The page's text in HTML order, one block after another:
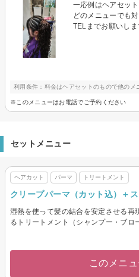
一応例はヘアセッ
どのメニューでも
TELまでお願いし
利用条件：料金はヘアセットのもので他のメ
※このメニューはお電話でご予約ください
セットメニュー
ヘアカット パーマ トリートメント
クリープパーマ（カット込）＋
湿熱を使って髪の結合を安定させる再
るトリートメント（シャンプー・ブロ
このメニ